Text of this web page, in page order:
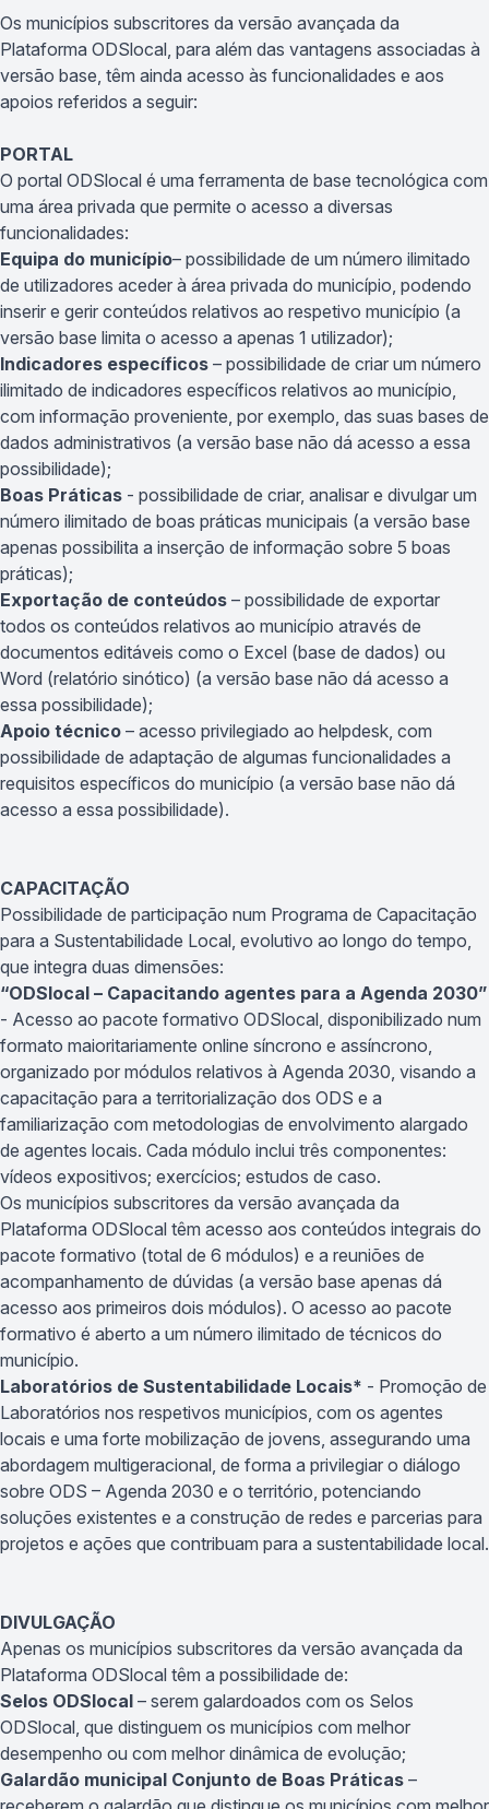
Os municípios subscritores da versão avançada da
Plataforma ODSlocal, para além das vantagens associadas à
versão base, têm ainda acesso às funcionalidades e aos
apoios referidos a seguir:
PORTAL
O portal ODSlocal é uma ferramenta de base tecnológica com
uma área privada que permite o acesso a diversas
funcionalidades:
Equipa do município– possibilidade de um número ilimitado
de utilizadores aceder à área privada do município, podendo
inserir e gerir conteúdos relativos ao respetivo município (a
versão base limita o acesso a apenas 1 utilizador);
Indicadores específicos – possibilidade de criar um número
ilimitado de indicadores específicos relativos ao município,
com informação proveniente, por exemplo, das suas bases de
dados administrativos (a versão base não dá acesso a essa
possibilidade);
Boas Práticas - possibilidade de criar, analisar e divulgar um
número ilimitado de boas práticas municipais (a versão base
apenas possibilita a inserção de informação sobre 5 boas
práticas);
Exportação de conteúdos – possibilidade de exportar
todos os conteúdos relativos ao município através de
documentos editáveis como o Excel (base de dados) ou
Word (relatório sinótico) (a versão base não dá acesso a
essa possibilidade);
Apoio técnico – acesso privilegiado ao helpdesk, com
possibilidade de adaptação de algumas funcionalidades a
requisitos específicos do município (a versão base não dá
acesso a essa possibilidade).
CAPACITAÇÃO
Possibilidade de participação num Programa de Capacitação
para a Sustentabilidade Local, evolutivo ao longo do tempo,
que integra duas dimensões:
“ODSlocal – Capacitando agentes para a Agenda 2030”
- Acesso ao pacote formativo ODSlocal, disponibilizado num
formato maioritariamente online síncrono e assíncrono,
organizado por módulos relativos à Agenda 2030, visando a
capacitação para a territorialização dos ODS e a
familiarização com metodologias de envolvimento alargado
de agentes locais. Cada módulo inclui três componentes:
vídeos expositivos; exercícios; estudos de caso.
Os municípios subscritores da versão avançada da
Plataforma ODSlocal têm acesso aos conteúdos integrais do
pacote formativo (total de 6 módulos) e a reuniões de
acompanhamento de dúvidas (a versão base apenas dá
acesso aos primeiros dois módulos). O acesso ao pacote
formativo é aberto a um número ilimitado de técnicos do
município.
Laboratórios de Sustentabilidade Locais* - Promoção de
Laboratórios nos respetivos municípios, com os agentes
locais e uma forte mobilização de jovens, assegurando uma
abordagem multigeracional, de forma a privilegiar o diálogo
sobre ODS – Agenda 2030 e o território, potenciando
soluções existentes e a construção de redes e parcerias para
projetos e ações que contribuam para a sustentabilidade local.
DIVULGAÇÃO
Apenas os municípios subscritores da versão avançada da
Plataforma ODSlocal têm a possibilidade de:
Selos ODSlocal – serem galardoados com os Selos
ODSlocal, que distinguem os municípios com melhor
desempenho ou com melhor dinâmica de evolução;
Galardão municipal Conjunto de Boas Práticas –